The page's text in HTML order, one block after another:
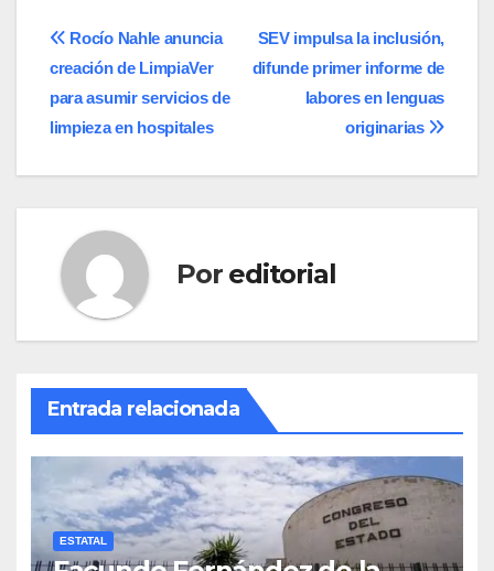
Navegación
de
entradas
SEV impulsa la inclusión,
difunde primer informe de
labores en lenguas
originarias
Rocío Nahle anuncia
creación de LimpiaVer
para asumir servicios de
limpieza en hospitales
Por editorial
Entrada relacionada
ESTATAL